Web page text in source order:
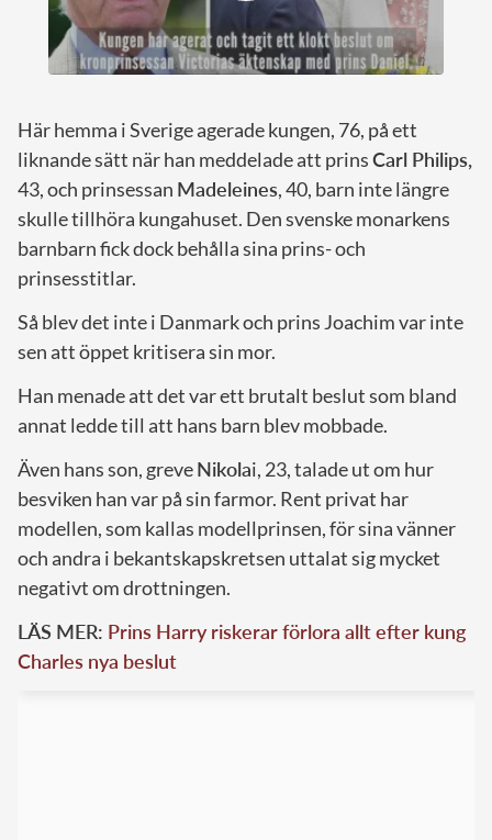
Här hemma i Sverige agerade kungen, 76, på ett
liknande sätt när han meddelade att prinsCarl Philips,
43, och prinsessan Madeleines, 40, barn inte längre
skulle tillhöra kungahuset. Den svenske monarkens
barnbarn fick dock behålla sina prins- och
prinsesstitlar.
Så blev det inte i Danmark och prins Joachim var inte
sen att öppet kritisera sin mor.
Han menade att det var ett brutalt beslut som bland
annat ledde till att hans barn blev mobbade.
Även hans son, greveNikolai, 23, talade ut om hur
besviken han var på sin farmor. Rent privat har
modellen, som kallas modellprinsen, för sina vänner
och andra i bekantskapskretsen uttalat sig mycket
negativt om drottningen.
LÄS MER: Prins Harry riskerar förlora allt efter kung
Charles nya beslut